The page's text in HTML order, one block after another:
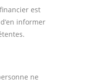
est
informer
ne